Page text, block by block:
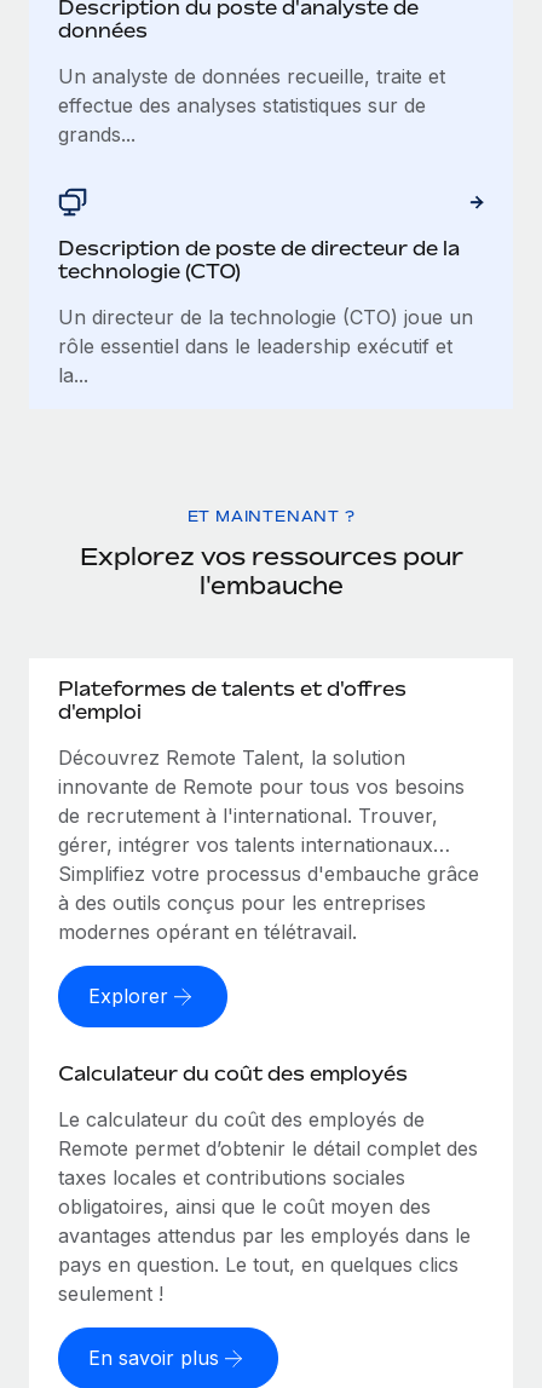
Description du poste d'analyste de
données
Un analyste de données recueille, traite et
effectue des analyses statistiques sur de
grands...
Description de poste de directeur de la
technologie (CTO)
Un directeur de la technologie (CTO) joue un
rôle essentiel dans le leadership exécutif et
la...
ET MAINTENANT ?
Explorez vos ressources pour
l'embauche
Plateformes de talents et d'offres
d'emploi
Découvrez Remote Talent, la solution
innovante de Remote pour tous vos besoins
de recrutement à l'international. Trouver,
gérer, intégrer vos talents internationaux…
Simplifiez votre processus d'embauche grâce
à des outils conçus pour les entreprises
modernes opérant en télétravail.
Explorer
Calculateur du coût des employés
Le calculateur du coût des employés de
Remote permet d’obtenir le détail complet des
taxes locales et contributions sociales
obligatoires, ainsi que le coût moyen des
avantages attendus par les employés dans le
pays en question. Le tout, en quelques clics
seulement !
En savoir plus